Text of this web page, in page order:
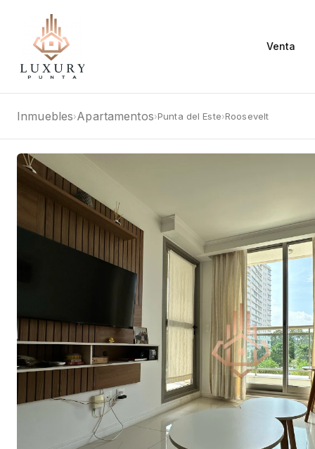
Venta
Inmuebles›Apartamentos›Punta del Este›Roosevelt